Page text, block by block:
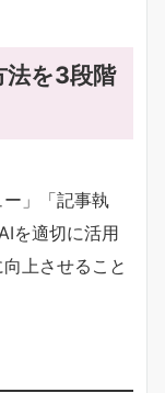
法を3段階
」「記事執
を適切に活用
上させること